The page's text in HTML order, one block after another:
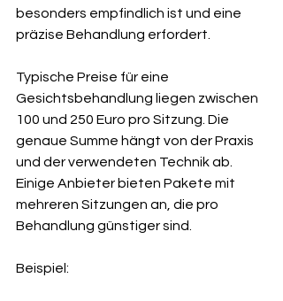
besonders empfindlich ist und eine
präzise Behandlung erfordert.
Typische Preise für eine
Gesichtsbehandlung liegen zwischen
100 und 250 Euro pro Sitzung. Die
genaue Summe hängt von der Praxis
und der verwendeten Technik ab.
Einige Anbieter bieten Pakete mit
mehreren Sitzungen an, die pro
Behandlung günstiger sind.
Beispiel: